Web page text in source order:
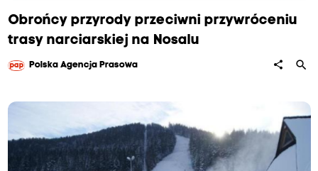
Obrońcy przyrody przeciwni przywróceniu
trasy narciarskiej na Nosalu
Polska Agencja Prasowa share search